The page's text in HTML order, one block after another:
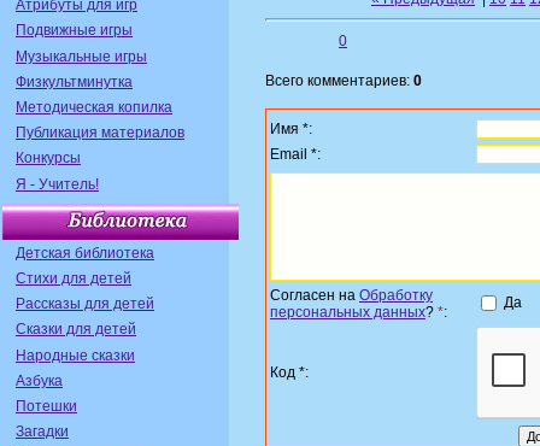
Атрибуты для игр
Подвижные игры
Музыкальные игры
Физкультминутка
Методическая копилка
Публикация материалов
Конкурсы
Я - Учитель!
Детская библиотека
Стихи для детей
Рассказы для детей
Сказки для детей
Народные сказки
Азбука
Потешки
Загадки
0
Всего комментариев: 0
Имя *:
Email *:
Согласен на Обработку
персональных данных? *:
Да
Код *: